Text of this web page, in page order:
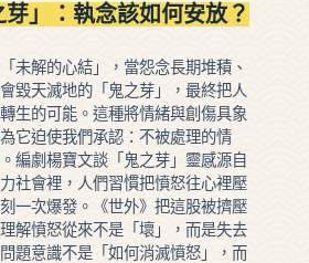
」：執念該如何安放？
解的心結」，當怨念長期堆積、
毀天滅地的「鬼之芽」，最終把人
生的可能。這種將情緒與創傷具象
它迫使我們承認：不被處理的情
編劇楊寶文談「鬼之芽」靈感源自
社會裡，人們習慣把憤怒往心裡壓
一次爆發。《世外》把這股被擠壓
解憤怒從來不是「壞」，而是失去
題意識不是「如何消滅憤怒」，而